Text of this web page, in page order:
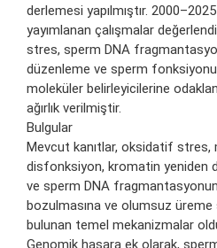
derlemesi yapılmıştır. 2000–2025
yayımlanan çalışmalar
stres, sperm DNA
düzenleme ve sperm
moleküler belirleyicilerine
ağırlık verilmiştir.
Bulgular
Mevcut kanıtlar, oksidatif stres,
disfonksiyon, kromatin yeniden
ve sperm DNA
bozulmasına ve olumsuz üreme
bulunan temel mekanizmalar
Genomik hasara ek olarak,